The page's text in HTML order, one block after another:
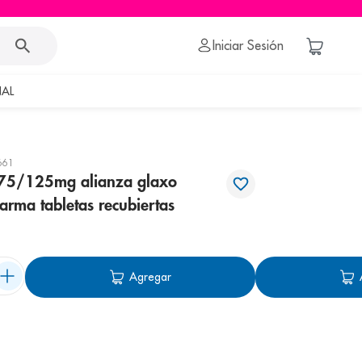
Iniciar Sesión
125mg alianza glaxo
tabletas recubiertas
Agregar